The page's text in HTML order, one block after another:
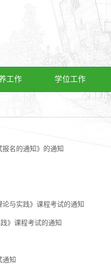
工作 学位工作
名的通知》的通知
与实践》课程考试的通知
》课程考试的通知
通知